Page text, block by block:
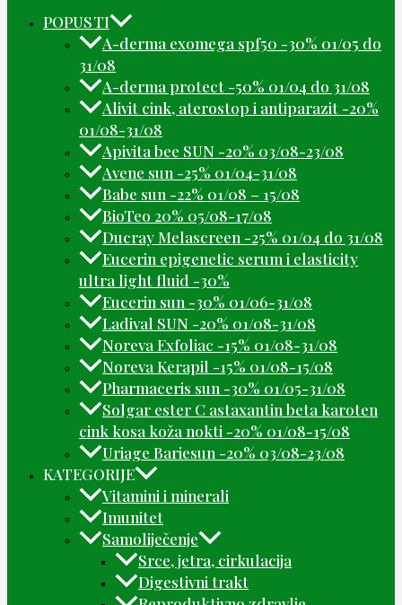
POPUSTI
A-derma exomega spf50 -30% 01/05 do
31/08
A-derma protect -50% 01/04 do 31/08
Alivit cink, aterostop i antiparazit -20%
01/08-31/08
Apivita bee SUN -20% 03/08-23/08
Avene sun -25% 01/04-31/08
Babe sun -22% 01/08 – 15/08
BioTeo 20% 05/08-17/08
Ducray Melascreen -25% 01/04 do 31/08
Eucerin epigenetic serum i elasticity
ultra light fluid -30%
Eucerin sun -30% 01/06-31/08
Ladival SUN -20% 01/08-31/08
Noreva Exfoliac -15% 01/08-31/08
Noreva Kerapil -15% 01/08-15/08
Pharmaceris sun -30% 01/05-31/08
Solgar ester C astaxantin beta karoten
cink kosa koža nokti -20% 01/08-15/08
Uriage Bariesun -20% 03/08-23/08
KATEGORIJE
Vitamini i minerali
Imunitet
Samoliječenje
Srce, jetra, cirkulacija
Digestivni trakt